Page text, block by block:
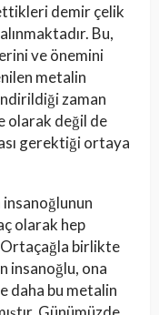
demir çelik
Bu,
ve önemini
metalin
zaman
olarak değil de
gerektiği ortaya
olarak hep
Ortaçağla birlikte
insanoğlu, ona
daha bu metalin